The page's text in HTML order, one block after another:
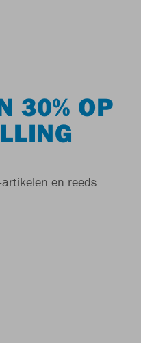
30% OP
en reeds